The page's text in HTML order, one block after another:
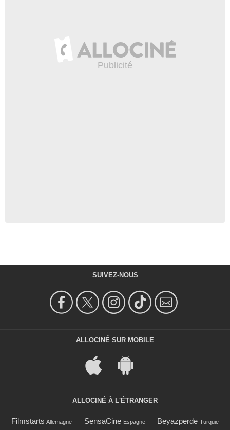
SUIVEZ-NOUS
ALLOCINÉ SUR MOBILE
ALLOCINÉ À L'ÉTRANGER
Filmstarts Allemagne SensaCine Espagne Beyazperde Turquie